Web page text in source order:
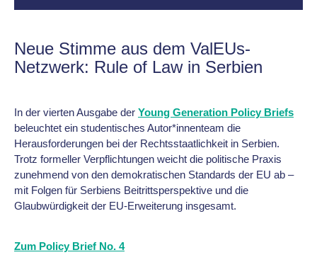
Neue Stimme aus dem ValEUs-
Netzwerk: Rule of Law in Serbien
In der vierten Ausgabe der Young Generation Policy Briefs
beleuchtet ein studentisches Autor*innenteam die
Herausforderungen bei der Rechtsstaatlichkeit in Serbien.
Trotz formeller Verpflichtungen weicht die politische Praxis
zunehmend von den demokratischen Standards der EU ab –
mit Folgen für Serbiens Beitrittsperspektive und die
Glaubwürdigkeit der EU-Erweiterung insgesamt.
Zum Policy Brief No. 4